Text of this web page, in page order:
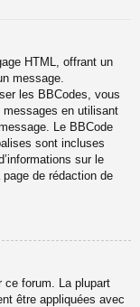
HTML, offrant un
message.
les BBCodes, vous
en utilisant
Le BBCode
sont incluses
sur le
de rédaction de
ce forum. La plupart
être appliquées avec